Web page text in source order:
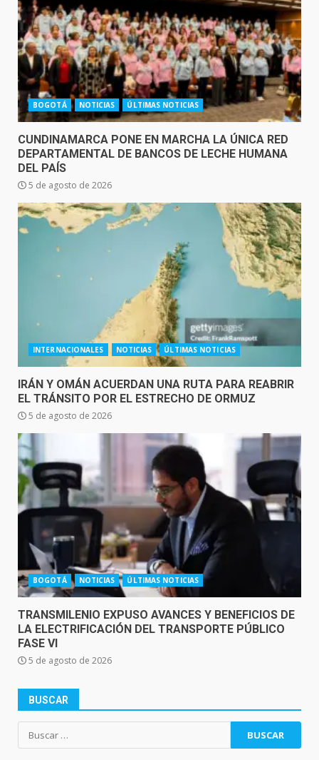
BOGOTÁ NOTICIAS ÚLTIMAS NOTICIAS
CUNDINAMARCA PONE EN MARCHA LA ÚNICA RED
DEPARTAMENTAL DE BANCOS DE LECHE HUMANA
DEL PAÍS
5 de agosto de 2026
INTERNACIONALES NOTICIAS ÚLTIMAS NOTICIAS
IRÁN Y OMÁN ACUERDAN UNA RUTA PARA REABRIR
EL TRÁNSITO POR EL ESTRECHO DE ORMUZ
5 de agosto de 2026
BOGOTÁ NOTICIAS ÚLTIMAS NOTICIAS
TRANSMILENIO EXPUSO AVANCES Y BENEFICIOS DE
LA ELECTRIFICACIÓN DEL TRANSPORTE PÚBLICO
FASE VI
5 de agosto de 2026
BUSCAR
Buscar: